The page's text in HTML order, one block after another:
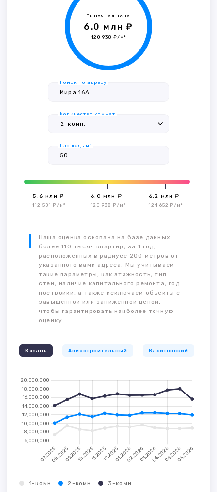
Рыночная цена
6.0 млн ₽
120 938 ₽/м²
Поиск по адресу
Количество комнат
Площадь м²
5.6 млн ₽
112 581 ₽/м²
6.0 млн ₽
120 938 ₽/м²
6.2 млн ₽
124 652 ₽/м²
Наша оценка основана на базе данных
более 110 тысяч квартир, за 1 год,
расположенных в радиусе 200 метров от
указанного вами адреса. Мы учитываем
такие параметры, как этажность, тип
стен, наличие капитального ремонта, год
постройки, а также исключаем объекты с
завышенной или заниженной ценой,
чтобы гарантировать наиболее точную
оценку.
Казань Авиастроительный Вахитовский
1-комн. 2-комн. 3-комн.